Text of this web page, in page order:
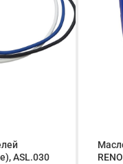
ASL.030